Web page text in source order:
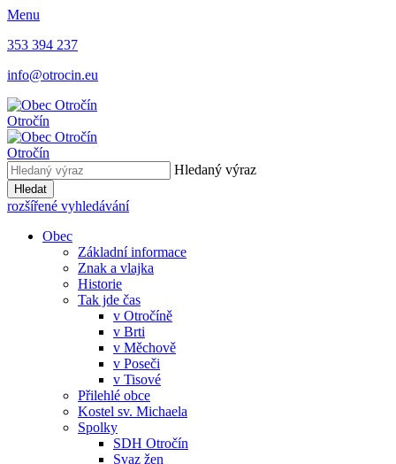
Menu
353 394 237
info@otrocin.eu
Otročín
Otročín
Hledaný výraz
Hledat
rozšířené vyhledávání
Obec
Základní informace
Znak a vlajka
Historie
Tak jde čas
v Otročíně
v Brti
v Měchově
v Poseči
v Tisové
Přilehlé obce
Kostel sv. Michaela
Spolky
SDH Otročín
Svaz žen